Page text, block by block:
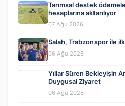
Tarımsal destek
hesaplarına aktarılıyor
07 Ağu 2026
Salah, Trabzonspor ile ilk
06 Ağu 2026
Yıllar Süren Bekleyişin
Duygusal Ziyaret
06 Ağu 2026